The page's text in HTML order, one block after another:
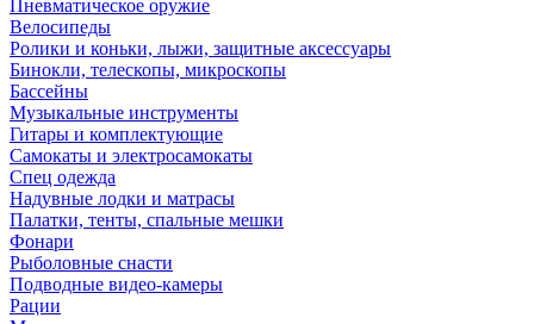
Пневматическое оружие
Велосипеды
Ролики и коньки, лыжи, защитные аксессуары
Бинокли, телескопы, микроскопы
Бассейны
Музыкальные инструменты
Гитары и комплектующие
Самокаты и электросамокаты
Спец одежда
Надувные лодки и матрасы
Палатки, тенты, спальные мешки
Фонари
Рыболовные снасти
Подводные видео-камеры
Рации